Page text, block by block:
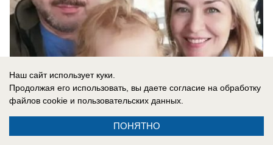
06.08.2026 0
Наш сайт использует куки.
Продолжая его использовать, вы даете согласие на обработку
файлов cookie и пользовательских данных.
ПОНЯТНО